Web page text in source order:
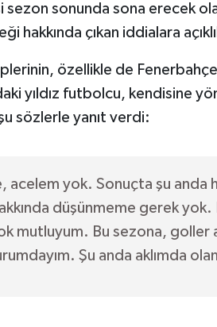
sezon sonunda sona erecek
hakkında çıkan iddialara
özellikle de
yıldız futbolcu, kendisine
şu sözlerle yanıt verdi:
acelem yok. Sonuçta şu anda
düşünmeme gerek
mutluyum. Bu sezona, goller
Şu anda aklımda